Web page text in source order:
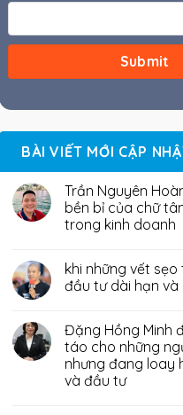
BÀI VIẾT MỚI CẬP
Trần Nguyên
bền bỉ của chữ
trong kinh doanh
khi những vết
đầu tư dài hạn và
Đặng Hồng Minh
táo cho những
nhưng đang loay
và đầu tư